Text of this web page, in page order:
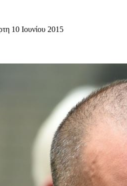
10 Ιουνίου 2015